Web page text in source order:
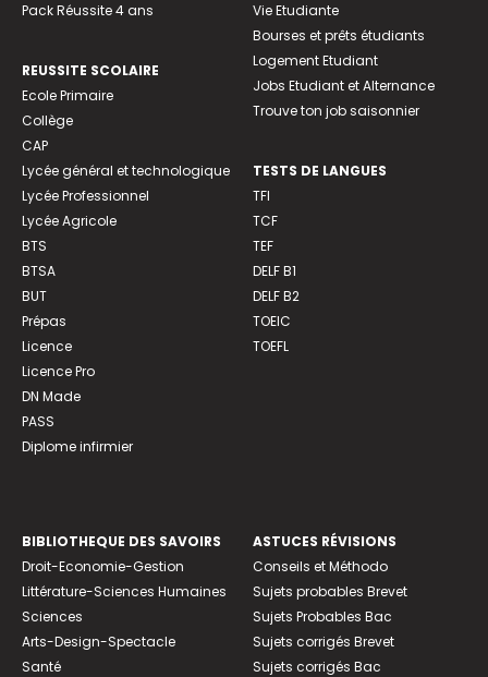
Pack Réussite 4 ans
REUSSITE SCOLAIRE
Ecole Primaire
Collège
CAP
Lycée général et technologique
Lycée Professionnel
Lycée Agricole
BTS
BTSA
BUT
Prépas
Licence
Licence Pro
DN Made
PASS
Diplome infirmier
Vie Etudiante
Bourses et prêts étudiants
Logement Etudiant
Jobs Etudiant et Alternance
Trouve ton job saisonnier
TESTS DE LANGUES
TFI
TCF
TEF
DELF B1
DELF B2
TOEIC
TOEFL
BIBLIOTHEQUE DES SAVOIRS
Droit-Economie-Gestion
Littérature-Sciences Humaines
Sciences
Arts-Design-Spectacle
Santé
ASTUCES RÉVISIONS
Conseils et Méthodo
Sujets probables Brevet
Sujets Probables Bac
Sujets corrigés Brevet
Sujets corrigés Bac